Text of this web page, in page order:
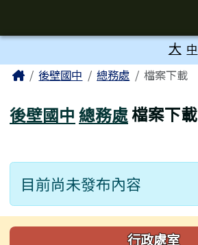
工具列 大 中
主內容區域
Home後壁國中 總務處 檔案下載
後壁國中 總務處檔案下載
目前尚未發布內容
左邊區域內容 行政處室
頁尾區域